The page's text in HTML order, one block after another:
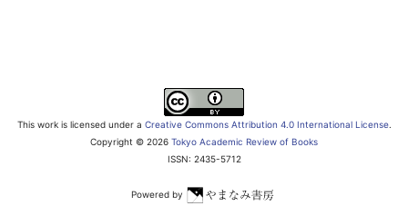
This work is licensed under a Creative Commons Attribution 4.0 International License.
Copyright © 2026 Tokyo Academic Review of Books
ISSN: 2435-5712
Powered by